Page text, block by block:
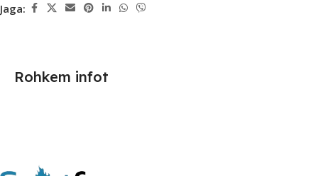
Jaga:
Rohkem infot